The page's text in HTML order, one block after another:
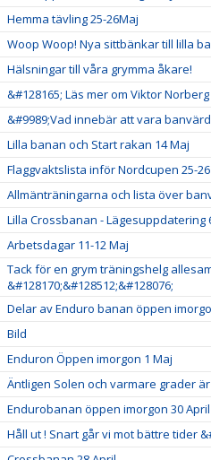
Hemma tävling 25-26Maj
Woop Woop! Nya sittbänkar till lilla
Hälsningar till våra grymma åkare!
&#128165; Läs mer om Viktor Norberg
&#9989;Vad innebär att vara
Lilla banan och Start rakan 14 Maj
Flaggvaktslista inför Nordcupen 25-
Allmänträningarna och lista över
Lilla Crossbanan - Lägesuppdatering
Arbetsdagar 11-12 Maj
Tack för en grym träningshelg
&#128170;&#128512;&#128076;
Delar av Enduro banan öppen
Bild
Enduron Öppen imorgon 1 Maj
Äntligen Solen och varmare grader
Endurobanan öppen imorgon 30 April
Håll ut ! Snart går vi mot bättre tider